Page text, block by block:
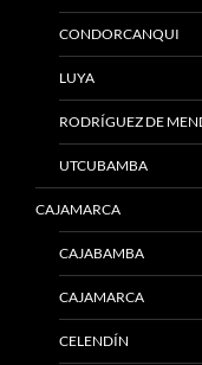
CONDORCANQUI
LUYA
RODRÍGUEZ DE
UTCUBAMBA
CAJAMARCA
CAJABAMBA
CAJAMARCA
CELENDÍN